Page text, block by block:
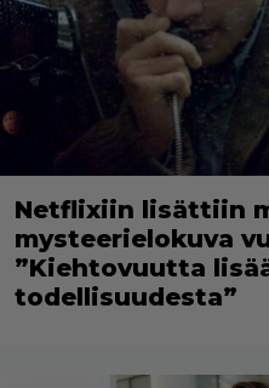
Netflixiin lisättiin
mysteerielokuva
”Kiehtovuutta
todellisuudesta”